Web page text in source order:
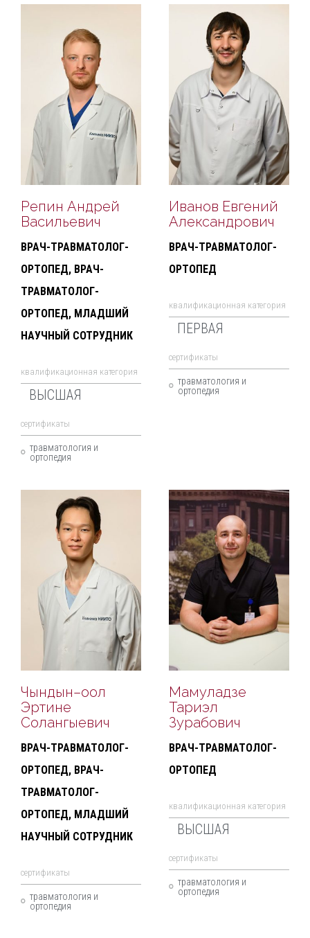
Репин Андрей
Васильевич
ВРАЧ-ТРАВМАТОЛОГ-
ОРТОПЕД, ВРАЧ-
ТРАВМАТОЛОГ-
ОРТОПЕД, МЛАДШИЙ
НАУЧНЫЙ СОТРУДНИК
квалификационная категория
ВЫСШАЯ
cертификаты
травматология и
ортопедия
Иванов Евгений
Александрович
ВРАЧ-ТРАВМАТОЛОГ-
ОРТОПЕД
квалификационная категория
ПЕРВАЯ
cертификаты
травматология и
ортопедия
Чындын–оол
Эртине
Солангыевич
ВРАЧ-ТРАВМАТОЛОГ-
ОРТОПЕД, ВРАЧ-
ТРАВМАТОЛОГ-
ОРТОПЕД, МЛАДШИЙ
НАУЧНЫЙ СОТРУДНИК
cертификаты
травматология и
ортопедия
Мамуладзе
Тариэл
Зурабович
ВРАЧ-ТРАВМАТОЛОГ-
ОРТОПЕД
квалификационная категория
ВЫСШАЯ
cертификаты
травматология и
ортопедия